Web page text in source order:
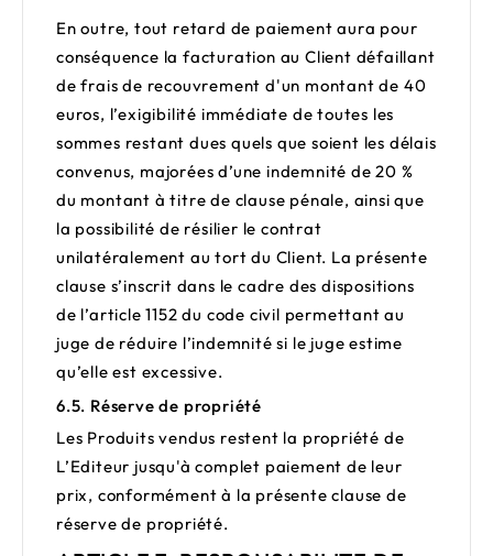
En outre, tout retard de paiement aura pour
conséquence la facturation au Client défaillant
de frais de recouvrement d'un montant de 40
euros, l’exigibilité immédiate de toutes les
sommes restant dues quels que soient les délais
convenus, majorées d’une indemnité de 20 %
du montant à titre de clause pénale, ainsi que
la possibilité de résilier le contrat
unilatéralement au tort du Client. La présente
clause s’inscrit dans le cadre des dispositions
de l’article 1152 du code civil permettant au
juge de réduire l’indemnité si le juge estime
qu’elle est excessive.
6.5. Réserve de propriété
Les Produits vendus restent la propriété de
L’Editeur jusqu'à complet paiement de leur
prix, conformément à la présente clause de
réserve de propriété.